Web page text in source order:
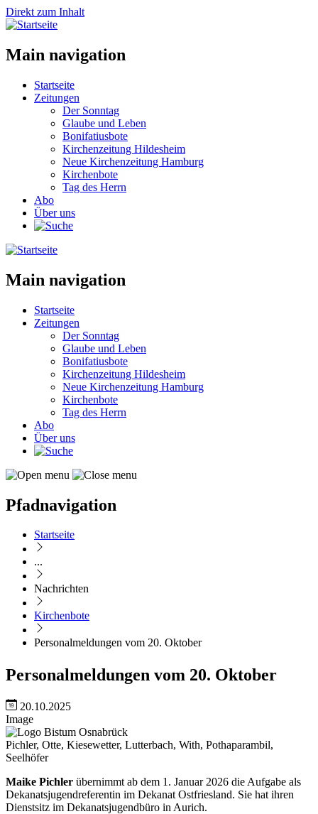
Direkt zum Inhalt
Main navigation
Startseite
Zeitungen
Der Sonntag
Glaube und Leben
Bonifatiusbote
Kirchenzeitung Hildesheim
Neue Kirchenzeitung Hamburg
Kirchenbote
Tag des Herrn
Abo
Über uns
Main navigation
Startseite
Zeitungen
Der Sonntag
Glaube und Leben
Bonifatiusbote
Kirchenzeitung Hildesheim
Neue Kirchenzeitung Hamburg
Kirchenbote
Tag des Herrn
Abo
Über uns
Pfadnavigation
Startseite
...
Nachrichten
Kirchenbote
Personalmeldungen vom 20. Oktober
Personalmeldungen vom 20. Oktober
20.10.2025
Image
Pichler, Otte, Kiesewetter, Lutterbach, With, Pothaparambil,
Seelhöfer
Maike Pichler übernimmt ab dem 1. Januar 2026 die Aufgabe als
Dekanatsjugendreferentin im Dekanat Ostfriesland. Sie hat ihren
Dienstsitz im Dekanatsjugendbüro in Aurich.